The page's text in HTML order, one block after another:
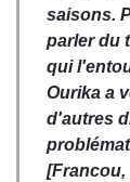
saisons.
parler du
qui
Ourika a
d'autres